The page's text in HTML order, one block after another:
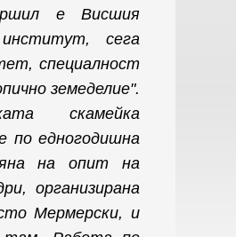
е Висшия
институт, сега
специалност
земеделие".
скамейка
едногодишна
на опит на
организирана
Мермерски, и